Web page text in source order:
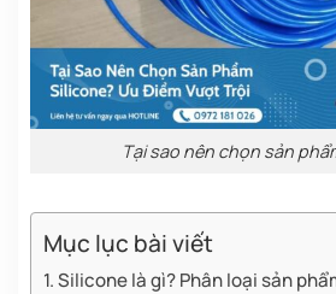
Tại sao nên chọn sản
Mục lục bài viết
1. Silicone là gì? Phân loại sản